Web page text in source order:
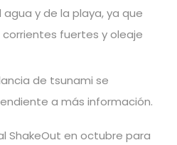
y de la playa, ya que
fuertes y oleaje
de tsunami se
a más información.
ShakeOut en octubre para